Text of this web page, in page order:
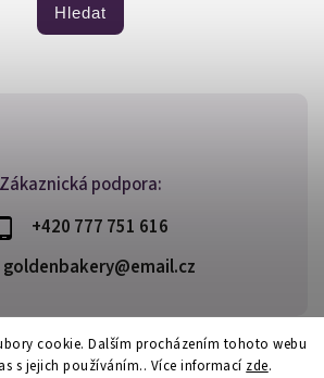
cookie. Dalším procházením tohoto webu
s jejich používáním.. Více informací zde.
Zákaznická podpora:
+420 777 751 616
goldenbakery@email.cz
Hledat
Golden Bakery. Všechna práva vyhrazena.